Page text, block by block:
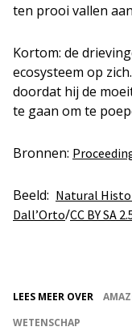
ten prooi vallen
Kortom: de
ecosysteem op
doordat hij de
te gaan om te
Bronnen:
Beeld: Natural
Dall’Orto/CC BY SA
LEES MEER OVER
WETENSCHAP